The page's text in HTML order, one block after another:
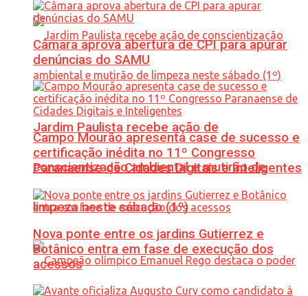
Jardim Paulista recebe ação de
conscientização ambiental e mutirão de
limpeza neste sábado (1º)
Câmara aprova abertura de CPI para apurar
denúncias do SAMU
Campo Mourão apresenta case de sucesso e
certificação inédita no 11º Congresso
Paranaense de Cidades Digitais e Inteligentes
Nova ponte entre os jardins Gutierrez e
Botânico entra em fase de execução dos
acessos